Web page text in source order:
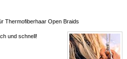
Thermofiberhaar Open Braids
und schnell!